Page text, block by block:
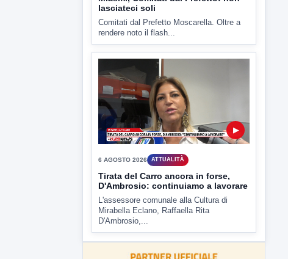
Miasmi, Comitati dal Prefetto: non
Comitati dal Prefetto Moscarella. Oltre a
rendere noto il flash...
Tirata del Carro ancora in forse,
D'Ambrosio: continuiamo a lavorare
L'assessore comunale alla Cultura di
Mirabella Eclano, Raffaella Rita
D'Ambrosio,...